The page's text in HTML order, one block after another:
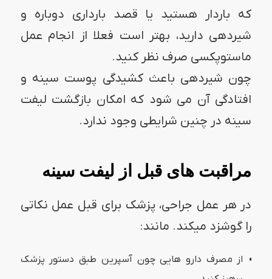
که باردار هستید یا قصد بارداری دوباره و
شیردهی دارید، بهتر است فعلا از انجام عمل
ماستوپکسی صرف نظر کنید.
چون شیردهی باعث کشیدگی پوست سینه و
افتادگی آن می شود که امکان بازگشت لیفت
سینه در چنین شرایطی وجود ندارد.
مراقبت های قبل از لیفت سینه
در هر عمل جراحی، پزشک برای قبل عمل نکاتی
را گوشزد میکند. مانند:
از مصرف دارو هایی چون آسپرین طبق دستور پزشک